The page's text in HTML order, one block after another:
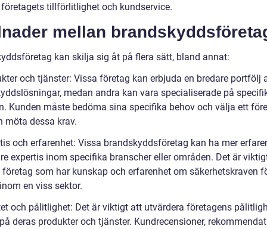
tillförlitlighet och kundservice.
mellan
kan skilja sig åt på flera sätt, bland annat:
och tjänster: Vissa företag kan erbjuda en bredare portfölj
medan andra kan vara specialiserade på
Kunden måste bedöma sina specifika behov och välja ett
möta dessa krav.
och erfarenhet: Vissa brandskyddsföretag kan ha mer
expertis inom specifika branscher eller områden. Det är
som har kunskap och erfarenhet om säkerhetskraven
en viss sektor.
och pålitlighet: Det är viktigt att utvärdera företagens
deras produkter och tjänster. Kundrecensioner,